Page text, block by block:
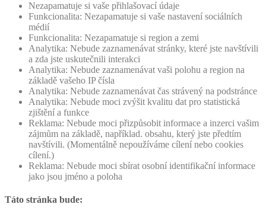
Nezapamatuje si vaše přihlašovací údaje
Funkcionalita: Nezapamatuje si vaše nastavení sociálních
médií
Funkcionalita: Nezapamatuje si region a zemi
Analytika: Nebude zaznamenávat stránky, které jste navštívili
a zda jste uskutečnili interakci
Analytika: Nebude zaznamenávat vaši polohu a region na
základě vašeho IP čísla
Analytika: Nebude zaznamenávat čas strávený na podstránce
Analytika: Nebude moci zvýšit kvalitu dat pro statistická
zjištění a funkce
Reklama: Nebude moci přizpůsobit informace a inzerci vašim
zájmům na základě, například. obsahu, který jste předtím
navštívili. (Momentálně nepoužíváme cílení nebo cookies
cílení.)
Reklama: Nebude moci sbírat osobní identifikační informace
jako jsou jméno a poloha
Táto stránka bude: